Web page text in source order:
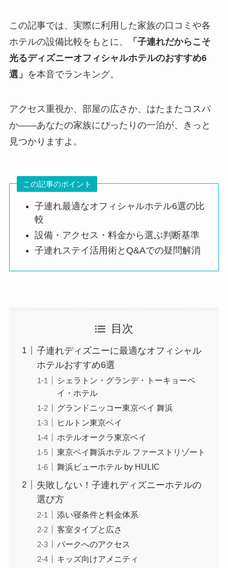
この記事では、実際に利用した家族の口コミや各
ホテルの設備比較をもとに、
「子連れだからこそ
光るディズニーオフィシャルホテルのおすすめ6
選」 を本音でランキング。
アクセス重視か、部屋の広さか、はたまたコスパ
か——あなたの家族にぴったりの一泊が、きっと
見つかりますよ。
この記事のポイント
子連れ最適なオフィシャルホテル6選の比
較
設備・アクセス・料金から選ぶ判断基準
子連れステイ活用術とQ&Aでの疑問解消
目次
子連れディズニーに最適なオフィシャル
ホテルおすすめ6選
シェラトン・グランデ・トーキョーベ
イ・ホテル
グランドニッコー東京ベイ 舞浜
ヒルトン東京ベイ
ホテルオークラ東京ベイ
東京ベイ舞浜ホテル ファーストリゾート
舞浜ビューホテル by HULIC
失敗しない！子連れディズニーホテルの
選び方
添い寝条件と料金体系
客室タイプと広さ
パークへのアクセス
キッズ向けアメニティ